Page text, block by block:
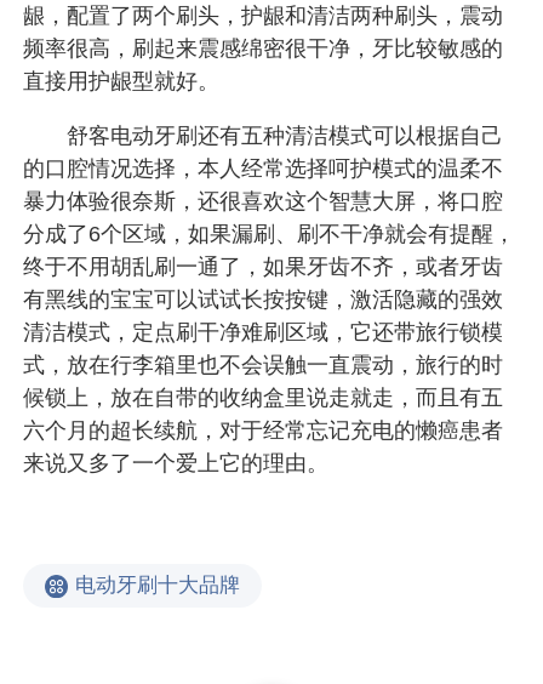
龈，配置了两个刷头，护龈和清洁两种刷头，震动
频率很高，刷起来震感绵密很干净，牙比较敏感的
直接用护龈型就好。
舒客电动牙刷还有五种清洁模式可以根据自己
的口腔情况选择，本人经常选择呵护模式的温柔不
暴力体验很奈斯，还很喜欢这个智慧大屏，将口腔
分成了6个区域，如果漏刷、刷不干净就会有提醒，
终于不用胡乱刷一通了，如果牙齿不齐，或者牙齿
有黑线的宝宝可以试试长按按键，激活隐藏的强效
清洁模式，定点刷干净难刷区域，它还带旅行锁模
式，放在行李箱里也不会误触一直震动，旅行的时
候锁上，放在自带的收纳盒里说走就走，而且有五
六个月的超长续航，对于经常忘记充电的懒癌患者
来说又多了一个爱上它的理由。
电动牙刷十大品牌